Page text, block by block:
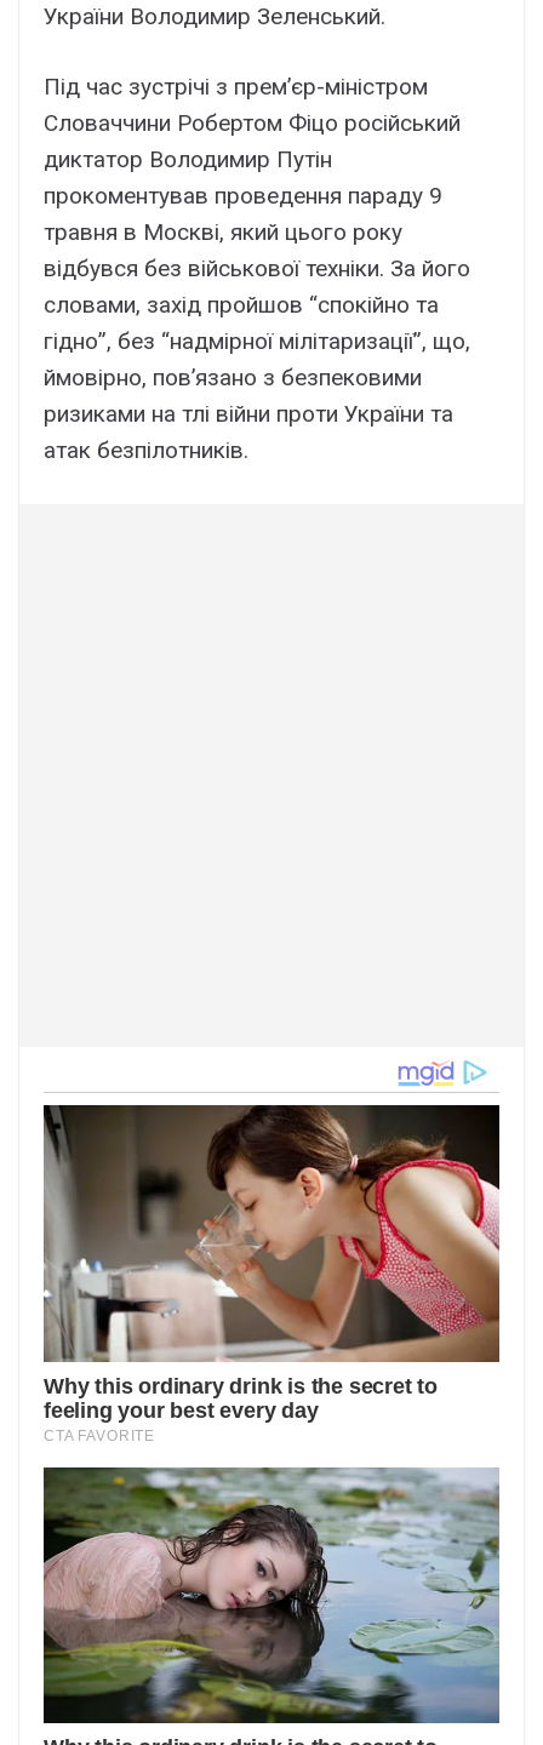
України Володимир Зеленський.
Під час зустрічі з прем’єр-міністром
Словаччини Робертом Фіцо російський
диктатор Володимир Путін
прокоментував проведення параду 9
травня в Москві, який цього року
відбувся без військової техніки. За його
словами, захід пройшов “спокійно та
гідно”, без “надмірної мілітаризації”, що,
ймовірно, пов’язано з безпековими
ризиками на тлі війни проти України та
атак безпілотників.